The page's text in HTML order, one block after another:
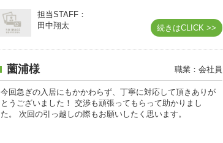
担当STAFF：
田中翔太
続きはCLICK >>
薗浦様 職業：会社員
今回急ぎの入居にもかかわらず、丁寧に対応して頂きありが
とうございました！ 交渉も頑張ってもらって助かりまし
た。 次回の引っ越しの際もお願いしたく思います。